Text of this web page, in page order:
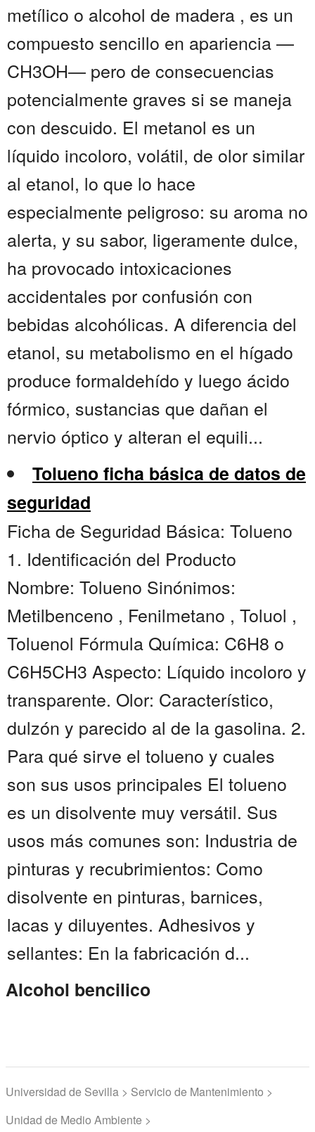
metílico o alcohol de madera , es un
compuesto sencillo en apariencia —
CH3OH— pero de consecuencias
potencialmente graves si se maneja
con descuido. El metanol es un
líquido incoloro, volátil, de olor similar
al etanol, lo que lo hace
especialmente peligroso: su aroma no
alerta, y su sabor, ligeramente dulce,
ha provocado intoxicaciones
accidentales por confusión con
bebidas alcohólicas. A diferencia del
etanol, su metabolismo en el hígado
produce formaldehído y luego ácido
fórmico, sustancias que dañan el
nervio óptico y alteran el equili...
Tolueno ficha básica de datos de
seguridad
Ficha de Seguridad Básica: Tolueno
1. Identificación del Producto
Nombre: Tolueno Sinónimos:
Metilbenceno , Fenilmetano , Toluol ,
Toluenol Fórmula Química: C6H8 o
C6H5CH3 Aspecto: Líquido incoloro y
transparente. Olor: Característico,
dulzón y parecido al de la gasolina. 2.
Para qué sirve el tolueno y cuales
son sus usos principales El tolueno
es un disolvente muy versátil. Sus
usos más comunes son: Industria de
pinturas y recubrimientos: Como
disolvente en pinturas, barnices,
lacas y diluyentes. Adhesivos y
sellantes: En la fabricación d...
Alcohol bencilico
Universidad de Sevilla > Servicio de Mantenimiento >
Unidad de Medio Ambiente >